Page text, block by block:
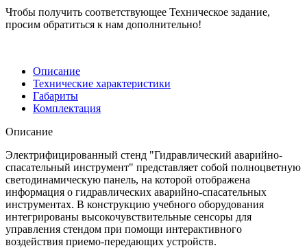
Чтобы получить соответствующее Техническое задание,
просим обратиться к нам дополнительно!
Описание
Технические характеристики
Габариты
Комплектация
Описание
Электрифицированный стенд "Гидравлический аварийно-
спасательный инструмент" представляет собой полноцветную
светодинамическую панель, на которой отображена
информация о гидравлических аварийно-спасательных
инструментах. В конструкцию учебного оборудования
интегрированы высокочувствительные сенсоры для
управления стендом при помощи интерактивного
воздействия приемо-передающих устройств.